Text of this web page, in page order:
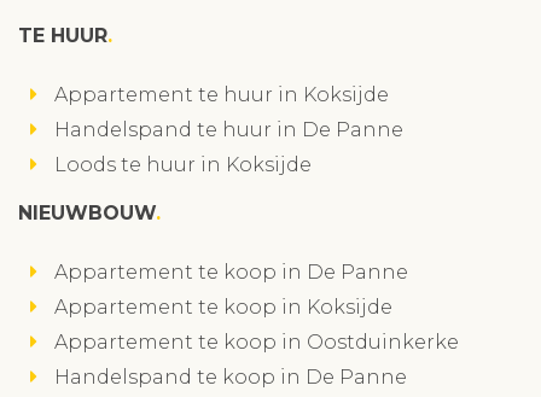
TE HUUR
Appartement te huur in Koksijde
Handelspand te huur in De Panne
Loods te huur in Koksijde
NIEUWBOUW
Appartement te koop in De Panne
Appartement te koop in Koksijde
Appartement te koop in Oostduinkerke
Handelspand te koop in De Panne